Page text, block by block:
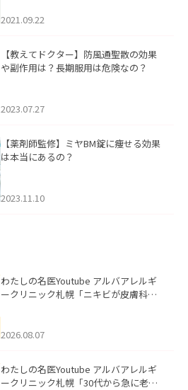
2021.09.22
【教えてドクター】防風通聖散の効果
や副作用は？長期服用は危険なの？
2023.07.27
【薬剤師監修】ミヤBM錠に痩せる効果
は本当にあるの？
2023.11.10
わたしの名医Youtube アルバアレルギ
ークリニック札幌「ニキビが皮膚科で
ました。
2026.08.07
わたしの名医Youtube アルバアレルギ
ークリニック札幌「30代から急に老け